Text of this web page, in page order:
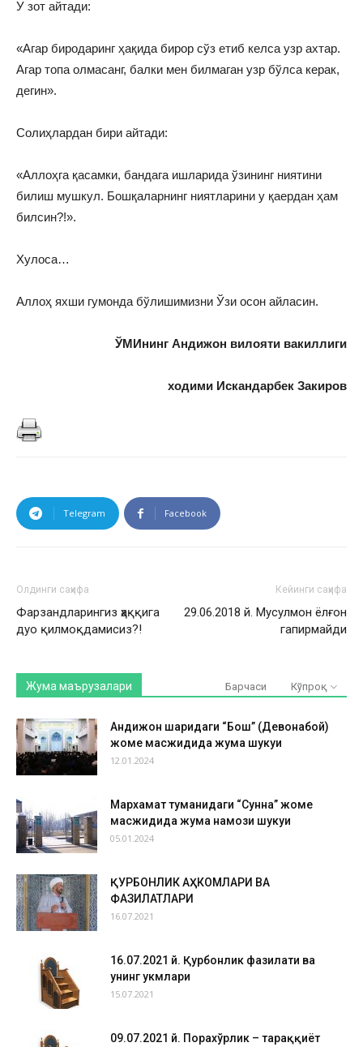
У зот айтади:
«Агар биродаринг ҳақида бирор сўз етиб келса узр ахтар.
Агар топа олмасанг, балки мен билмаган узр бўлса керак,
дегин».
Солиҳлардан бири айтади:
«Аллоҳга қасамки, бандага ишларида ўзининг ниятини
билиш мушкул. Бошқаларнинг ниятларини у қаердан ҳам
билсин?!».
Хулоса…
Аллоҳ яхши гумонда бўлишимизни Ўзи осон айласин.
ЎМИнинг Андижон вилояти вакиллиги
ходими Искандарбек Закиров
Telegram Facebook
Олдинги саҳифа
Фарзандларингиз ҳаққига
дуо қилмоқдамисиз?!
Кейинги саҳифа
29.06.2018 й. Мусулмон ёлғон
гапирмайди
Жума маърузалари Барчаси Кўпроқ
Андижон шаҳридаги “Бош” (Девонабой)
жоме масжидида жума шукуҳи
12.01.2024
Мархамат туманидаги “Сунна” жоме
масжидида жума намози шукуҳи
05.01.2024
ҚУРБОНЛИК АҲКОМЛАРИ ВА
ФАЗИЛАТЛАРИ
16.07.2021
16.07.2021 й. Қурбонлик фазилати ва
унинг ҳукмлари
15.07.2021
09.07.2021 й. Порахўрлик – тараққиёт